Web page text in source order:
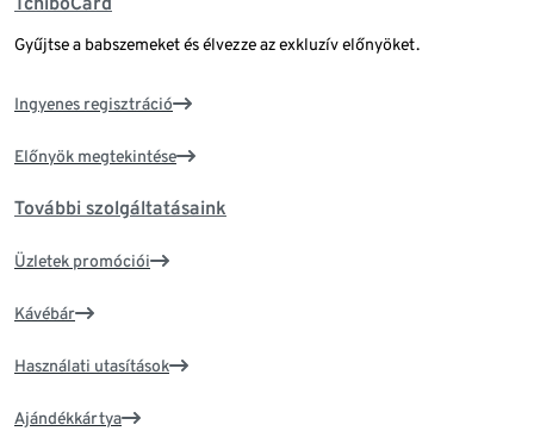
Gyűjtse a babszemeket és élvezze az exkluzív előnyöket.
Ingyenes regisztráció
Előnyök megtekintése
További szolgáltatásaink
Üzletek promóciói
Kávébár
Használati utasítások
Ajándékkártya